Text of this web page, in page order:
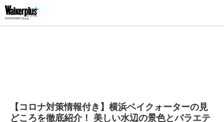
【コロナ対策情報付き】横浜ベイクォーターの見
どころを徹底紹介！ 美しい水辺の景色とバラエテ